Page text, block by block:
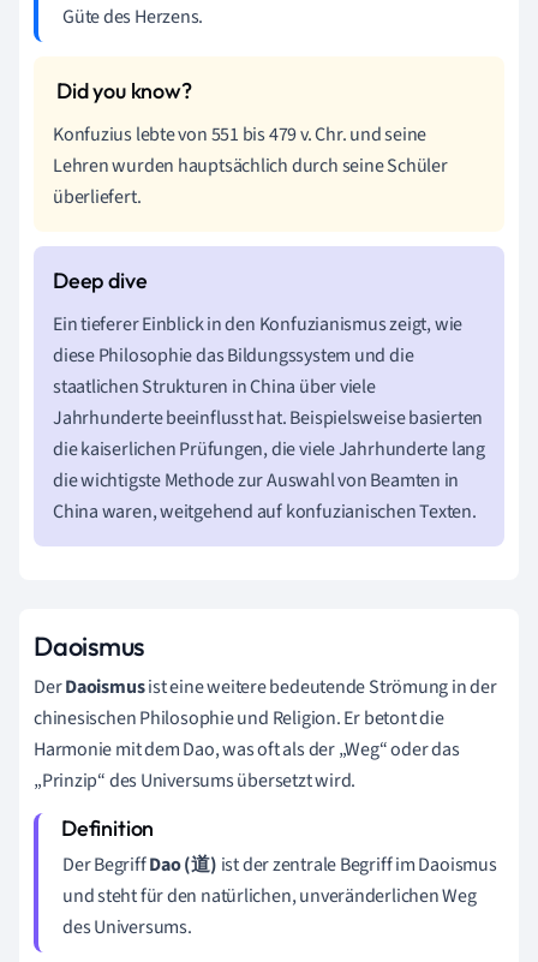
Güte des Herzens.
Konfuzius lebte von 551 bis 479 v. Chr. und seine
Lehren wurden hauptsächlich durch seine Schüler
überliefert.
Ein tieferer Einblick in den Konfuzianismus zeigt, wie
diese Philosophie das Bildungssystem und die
staatlichen Strukturen in China über viele
Jahrhunderte beeinflusst hat. Beispielsweise basierten
die kaiserlichen Prüfungen, die viele Jahrhunderte lang
die wichtigste Methode zur Auswahl von Beamten in
China waren, weitgehend auf konfuzianischen Texten.
Daoismus
DerDaoismusist eine weitere bedeutende Strömung in der
chinesischen Philosophie und Religion. Er betont die
Harmonie mit dem Dao, was oft als der „Weg“ oder das
„Prinzip“ des Universums übersetzt wird.
Der BegriffDao (道) ist der zentrale Begriff im Daoismus
und steht für den natürlichen, unveränderlichen Weg
des Universums.